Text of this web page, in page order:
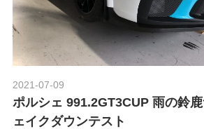
2021-07-09
ポルシェ 991.2GT3CUP 雨の鈴
ェイクダウンテスト